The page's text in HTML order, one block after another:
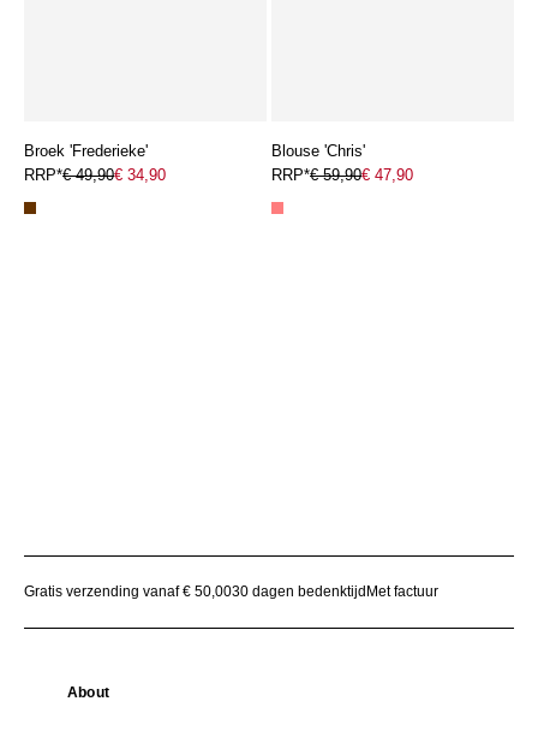
Broek 'Frederieke'
RRP*€ 49,90€ 34,90
Blouse 'Chris'
RRP*€ 59,90€ 47,90
Gratis verzending vanaf € 50,0030 dagen bedenktijd Met factuur
About